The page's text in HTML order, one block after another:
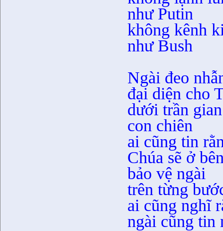
như Putin
không kênh
như Bush
Ngài đeo
đại diện cho
dưới trần gian
con chiên
ai cũng tin
Chúa sẽ ở
bảo vệ ngài
trên từng
ai cũng nghĩ
ngài cũng tin